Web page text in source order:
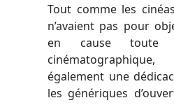
Tout comme les
n’avaient pas pour
en cause toute
également une
les génériques